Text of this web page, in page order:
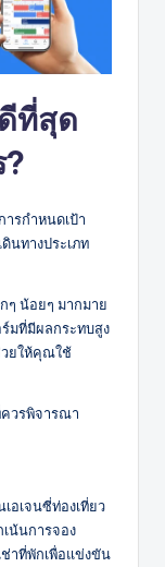
ที่สุด
รกำหนดเป้า
นทางประเภท
ๆ น้อยๆ มากมาย
มที่มีผลกระทบสูง
วยให้คุณใช้
ควรพิจารณา
เอเจนซี่ท่องเที่ยว
น้นการจอง
าที่พักเพื่อแข่งขัน